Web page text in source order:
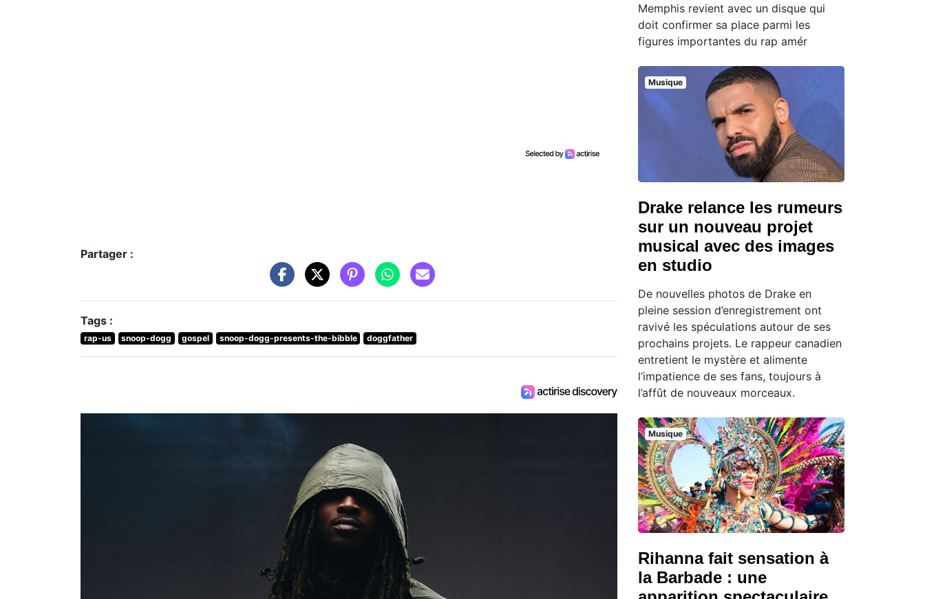
Partager :
Tags :
rap-us snoop-dogg gospel snoop-dogg-presents-the-bibble doggfather
Memphis revient avec un disque qui
doit confirmer sa place parmi les
figures importantes du rap amér
Musique
Drake relance les rumeurs
sur un nouveau projet
musical avec des images
en studio
De nouvelles photos de Drake en
pleine session d’enregistrement ont
ravivé les spéculations autour de ses
prochains projets. Le rappeur canadien
entretient le mystère et alimente
l’impatience de ses fans, toujours à
l’affût de nouveaux morceaux.
Musique
Rihanna fait sensation à
la Barbade : une